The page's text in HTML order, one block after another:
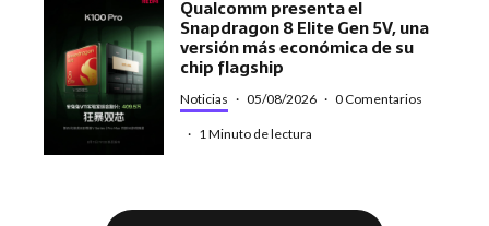
Qualcomm presenta el
Snapdragon 8 Elite Gen 5V, una
versión más económica de su
chip flagship
Noticias · 05/08/2026 · 0 Comentarios
· 1 Minuto de lectura